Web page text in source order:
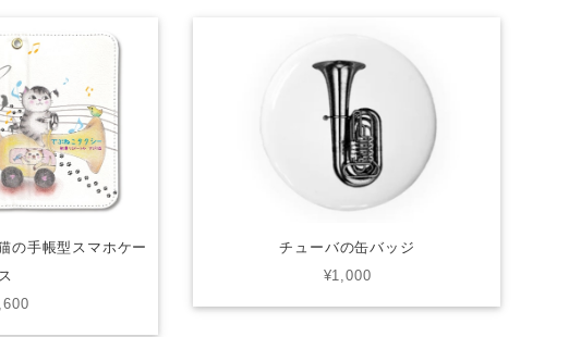
の手帳型スマホケー
ス
チューバの缶バッジ
¥1,000